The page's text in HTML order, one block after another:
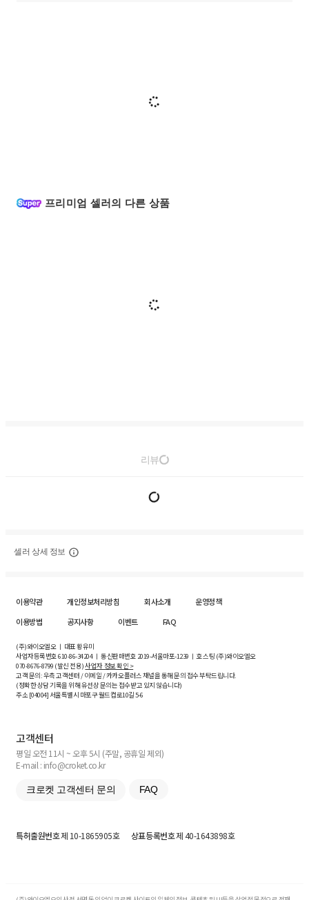
프리미엄 셀러의 다른 상품
리뷰
셀러 상세 정보
이용약관 개인정보처리방침 회사소개
운영정책
이용방법
공지사항 이벤트 FAQ
(주)와이오엘오 ㅣ 대표 황유미
사업자등록번호610-86-34204ㅣ 통신판매번호 2019-서울마포-1239 ㅣ 호스팅 (주)와이오엘오
070-8676-8799 (발신 전용)사업자 정보 확인 >
고객 문의: 우측 고객센터 / 이메일 / 카카오플러스 채널을 통해 문의 접수 부탁드립니다.
(정확한 상담 기록을 위해 유선상 문의는 접수받고 있지 않습니다)
주소 [04004] 서울특별시 마포구 월드컵로10길5-6
고객센터
평일 오전 11시 ~ 오후 5시 (주말, 공휴일 제외)
E-mail : info@croket.co.kr
크로켓 고객센터 문의 FAQ
특허출원번호제 10-1865905호 상표등록번호제 40-1643898호